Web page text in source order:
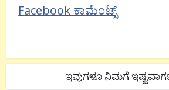
Facebook ಕಾಮೆಂಟ್ಸ್
ಇವುಗಳೂ ನಿಮಗೆ